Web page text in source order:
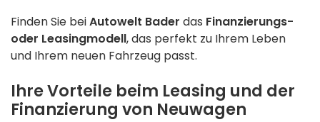
Finden Sie beiAutowelt Bader das Finanzierungs-
oder Leasingmodell, das perfekt zu Ihrem Leben
und Ihrem neuen Fahrzeug passt.
Ihre Vorteile beim Leasing und der
Finanzierung von Neuwagen